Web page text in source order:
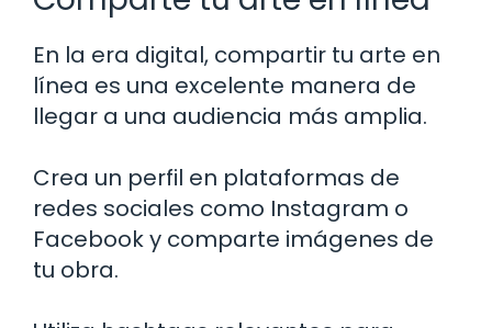
En la era digital, compartir tu arte en
línea es una excelente manera de
llegar a una audiencia más amplia.
Crea un perfil en plataformas de
redes sociales como Instagram o
Facebook y comparte imágenes de
tu obra.